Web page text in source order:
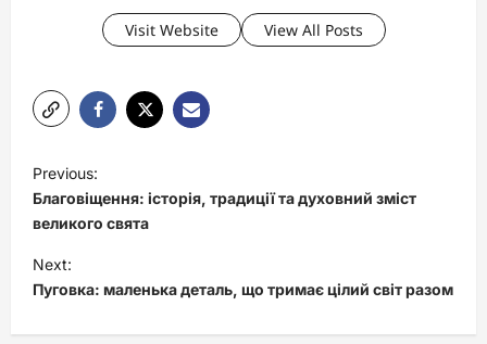
Visit Website View All Posts
P
o
s
t
n
a
Previous:
Благовіщення: історія, традиції та духовний зміст
великого свята
Next:
Пуговка: маленька деталь, що тримає цілий світ разом